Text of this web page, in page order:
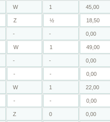
W 1 45,00
Z ½ 18,50
- - 0,00
W 1 49,00
- - 0,00
- - 0,00
W 1 22,00
- - 0,00
Z 0 0,00